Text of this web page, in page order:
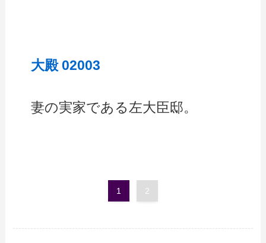
大殿 02003
妻の実家である左大臣邸。
1 2